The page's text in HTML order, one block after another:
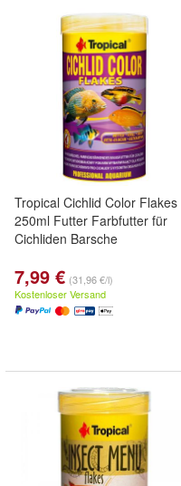
Tropical Cichlid Color Flakes
250ml Futter Farbfutter für
Cichliden Barsche
7,99 € (31,96 €/l)
Kostenloser Versand